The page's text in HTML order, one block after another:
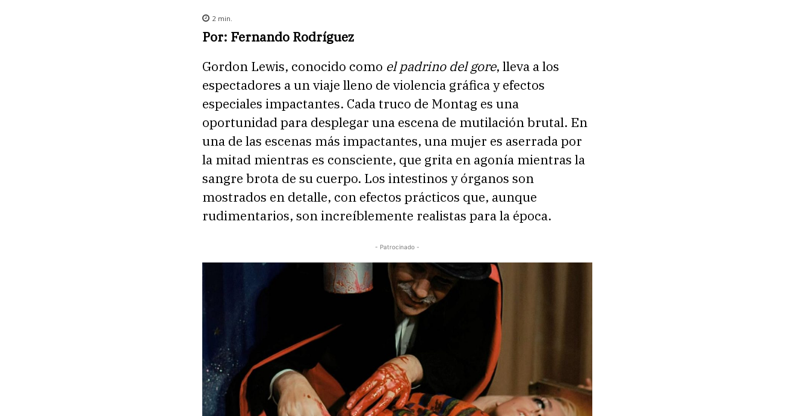
2 min.
Por: Fernando Rodríguez
Gordon Lewis, conocido como el padrino del gore, lleva a los
espectadores a un viaje lleno de violencia gráfica y efectos
especiales impactantes. Cada truco de Montag es una
oportunidad para desplegar una escena de mutilación brutal. En
una de las escenas más impactantes, una mujer es aserrada por
la mitad mientras es consciente, que grita en agonía mientras la
sangre brota de su cuerpo. Los intestinos y órganos son
mostrados en detalle, con efectos prácticos que, aunque
rudimentarios, son increíblemente realistas para la época.
- Patrocinado -